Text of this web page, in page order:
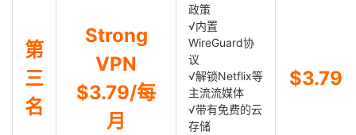
第
三
名
Strong
VPN
$3.79/每
月
政策
√内置
WireGuard协
议
√解锁Netflix等
主流流媒体
√带有免费的云
存储
$3.79